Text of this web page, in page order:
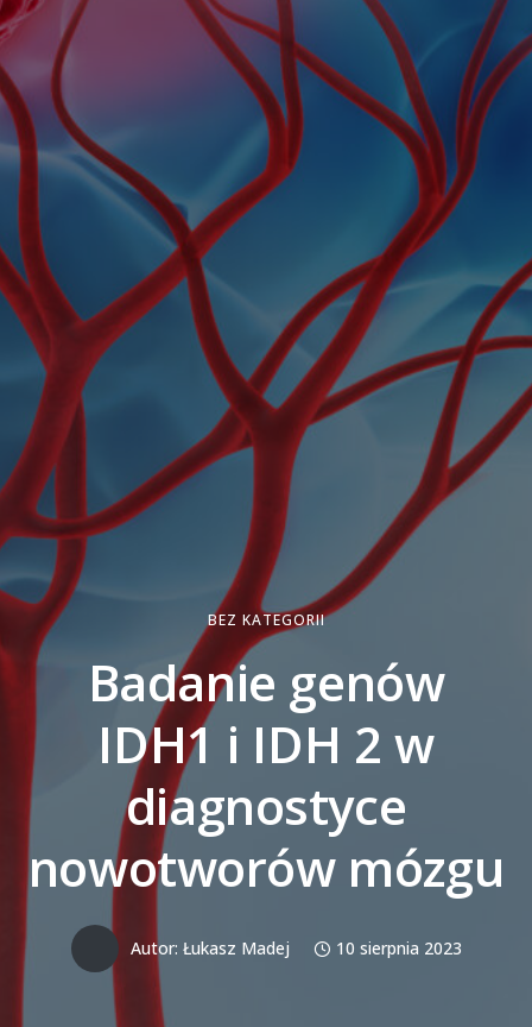
BEZ KATEGORII
Badanie genów
IDH1 i IDH 2 w
diagnostyce
nowotworów mózgu
Autor: Łukasz Madej 10 sierpnia 2023